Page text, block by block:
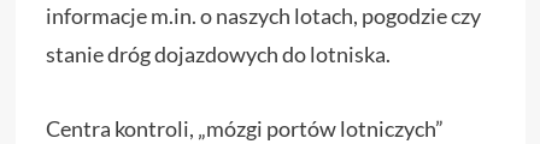
informacje m.in. o naszych lotach, pogodzie czy
stanie dróg dojazdowych do lotniska.
Centra kontroli, „mózgi portów lotniczych”